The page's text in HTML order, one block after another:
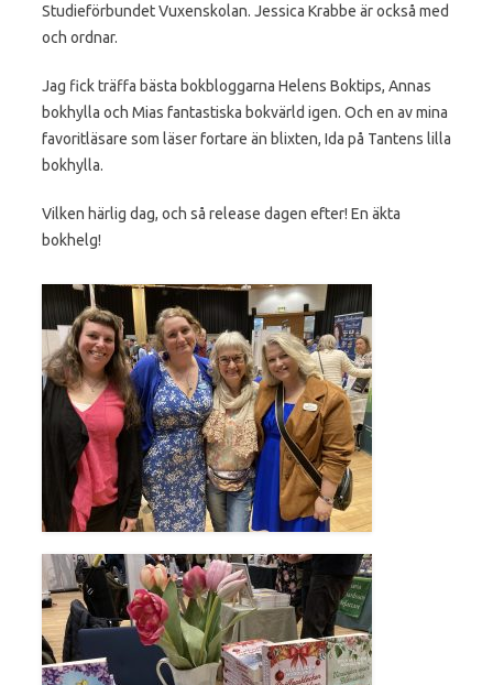
Studieförbundet Vuxenskolan. Jessica Krabbe är också med
och ordnar.
Jag fick träffa bästa bokbloggarna Helens Boktips, Annas
bokhylla och Mias fantastiska bokvärld igen. Och en av mina
favoritläsare som läser fortare än blixten, Ida på Tantens lilla
bokhylla.
Vilken härlig dag, och så release dagen efter! En äkta
bokhelg!